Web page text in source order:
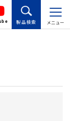
製品検索 メニュー